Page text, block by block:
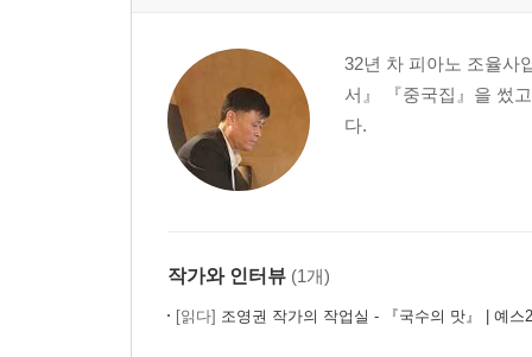
32년 차 피아노 조율사
서』 『중국집』을 썼
다.
작가와 인터뷰 (1개)
[읽다] 조영권 작가의 작업실 - 『국수의 맛』 | 예스